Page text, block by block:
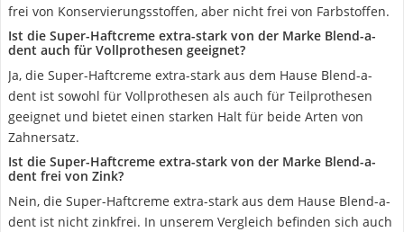
frei von Konservierungsstoffen, aber nicht frei von Farbstoffen.
Ist die Super-Haftcreme extra-stark von der Marke Blend-a-
dent auch für Vollprothesen geeignet?
Ja, die Super-Haftcreme extra-stark aus dem Hause Blend-a-
dent ist sowohl für Vollprothesen als auch für Teilprothesen
geeignet und bietet einen starken Halt für beide Arten von
Zahnersatz.
Ist die Super-Haftcreme extra-stark von der Marke Blend-a-
dent frei von Zink?
Nein, die Super-Haftcreme extra-stark aus dem Hause Blend-a-
dent ist nicht zinkfrei. In unserem Vergleich befinden sich auch